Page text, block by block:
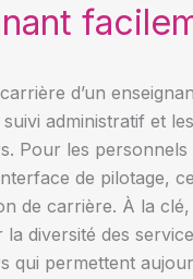
d’un
administratif et
les personnels
de pilotage,
de carrière. À la clé,
diversité des
permettent